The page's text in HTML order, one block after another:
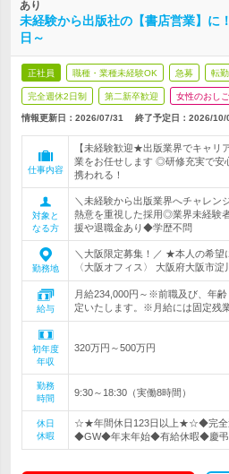
あり
未経験から出版社の【書店営業】
日～
正社員 職種・業種未経験OK 急募 転
完全週休2日制 第二新卒歓迎 女性のおし
情報更新日：2026/07/31 終了予定日： 2026/10/
仕事内容
【未経験歓迎★出版業界でキャリ
業をお任せします ◎研修充実で安
携われる！
対象と
なる方
＼未経験から出版業界へチャレン
熱意を重視した採用◎業界未経験
援や退職金あり◆学歴不問
勤務地
＼大阪限定募集！／ ★本人の希望
〈大阪オフィス〉 大阪府大阪市淀
給与
月給234,000円～※前職及び、年
定いたします。※月給には固定残
初年度
年収
320万円～500万円
勤務
時間
9:30～18:30（実働8時間）
休日
休暇
☆★年間休日123日以上★☆◆完全
◆GW◆年末年始◆有給休暇◆慶